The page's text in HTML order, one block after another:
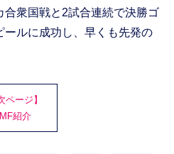
合衆国戦と2試合連続で決勝ゴ
ールに成功し、早くも先発の
ページ】
MF紹介